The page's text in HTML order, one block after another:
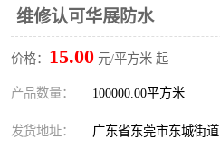
维修认可华展防水
价格： 15.00 元/平方米 起
产品数量： 100000.00平方米
发货地址： 广东省东莞市东城街道